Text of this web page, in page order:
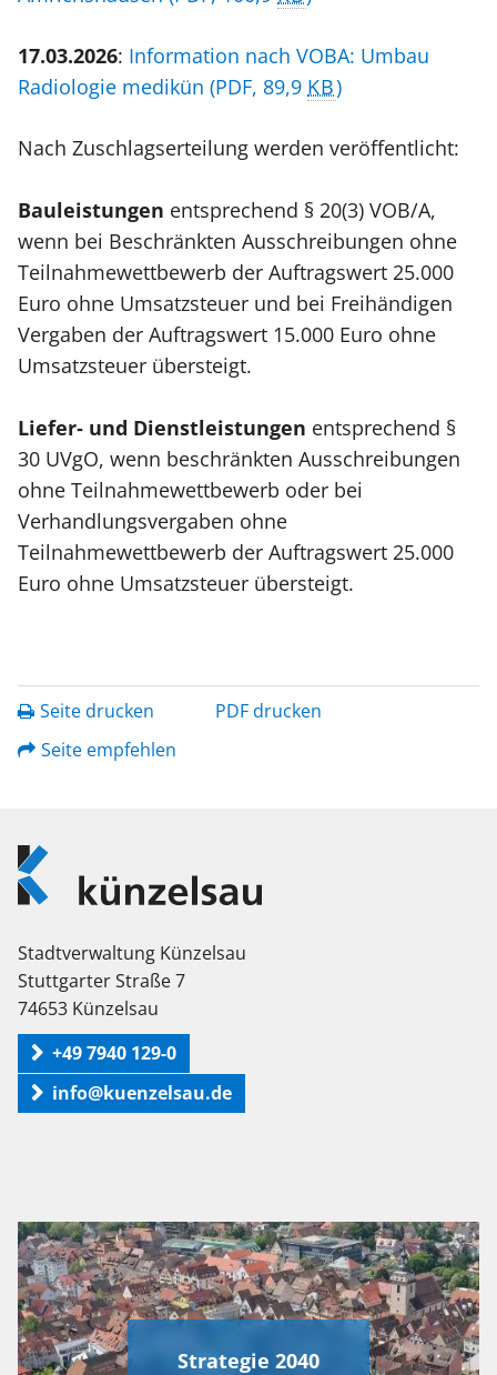
17.03.2026: Information nach VOBA: Umbau
Radiologie medikün (PDF, 89,9 KB)
Nach Zuschlagserteilung werden veröffentlicht:
Bauleistungen entsprechend § 20(3) VOB/A,
wenn bei Beschränkten Ausschreibungen ohne
Teilnahmewettbewerb der Auftragswert 25.000
Euro ohne Umsatzsteuer und bei Freihändigen
Vergaben der Auftragswert 15.000 Euro ohne
Umsatzsteuer übersteigt.
Liefer‐ und Dienstleistungen entsprechend §
30 UVgO, wenn beschränkten Ausschreibungen
ohne Teilnahmewettbewerb oder bei
Verhandlungsvergaben ohne
Teilnahmewettbewerb der Auftragswert 25.000
Euro ohne Umsatzsteuer übersteigt.
Seite drucken
PDF drucken
Seite empfehlen
Logo
Künzelsau
Stadtverwaltung Künzelsau
Stuttgarter Straße 7
74653 Künzelsau
+49 7940 129-0
info@kuenzelsau.de
Strategie 2040